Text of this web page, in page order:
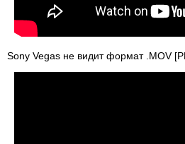
Sony Vegas не видит формат .MOV